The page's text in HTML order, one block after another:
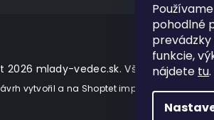
pohodlné
prevádzky
funkcie,
nájdete tu.
2026 mlady-vedec.sk. Všetky práva
vytvořil a na Shoptet implementoval